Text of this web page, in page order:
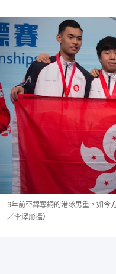
9年前亞錦奪銅的港隊男重，如今
／李澤彤攝）